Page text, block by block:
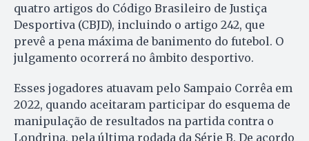
quatro artigos do Código Brasileiro de Justiça
Desportiva (CBJD), incluindo o artigo 242, que
prevê a pena máxima de banimento do futebol. O
julgamento ocorrerá no âmbito desportivo.
Esses jogadores atuavam pelo Sampaio Corrêa em
2022, quando aceitaram participar do esquema de
manipulação de resultados na partida contra o
Londrina, pela última rodada da Série B. De acordo